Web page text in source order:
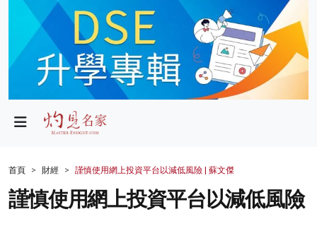
政局
財經
生活
首頁 財經 謹慎使用網上投資平台以減低風險 | 蘇文傑
謹慎使用網上投資平台以減低風險